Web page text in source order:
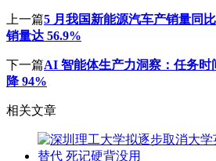
上一篇5 月我国新能源汽车产销量同
销量达 56.9%
下一篇AI 智能体生产力洞察：任务时
降 94%
相关文章